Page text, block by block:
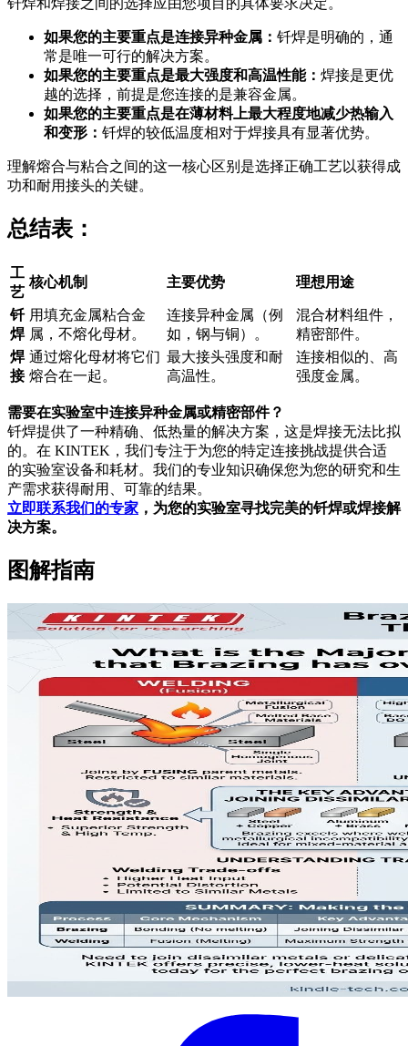
钎焊和焊接之间的选择应由您项目的具体要求决定。
如果您的主要重点是连接异种金属： 钎焊是明确的，通
常是唯一可行的解决方案。
如果您的主要重点是最大强度和高温性能： 焊接是更优
越的选择，前提是您连接的是兼容金属。
如果您的主要重点是在薄材料上最大程度地减少热输入
和变形： 钎焊的较低温度相对于焊接具有显著优势。
理解熔合与粘合之间的这一核心区别是选择正确工艺以获得成
功和耐用接头的关键。
总结表：
工
艺
核心机制 主要优势 理想用途
钎
焊
用填充金属粘合金
属，不熔化母材。
连接异种金属（例
如，钢与铜）。
混合材料组件，
精密部件。
焊
接
通过熔化母材将它们
熔合在一起。
最大接头强度和耐
高温性。
连接相似的、高
强度金属。
需要在实验室中连接异种金属或精密部件？
钎焊提供了一种精确、低热量的解决方案，这是焊接无法比拟
的。在 KINTEK，我们专注于为您的特定连接挑战提供合适
的实验室设备和耗材。我们的专业知识确保您为您的研究和生
产需求获得耐用、可靠的结果。
立即联系我们的专家 ，为您的实验室寻找完美的钎焊或焊接解
决方案。
图解指南